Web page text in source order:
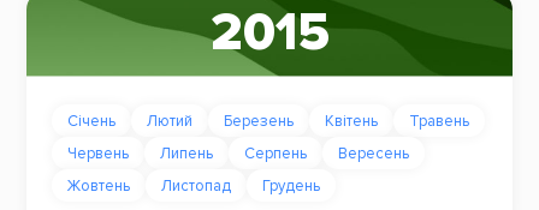
2015
Січень Лютий Березень Квітень
Травень
Червень
Липень Серпень
Вересень
Жовтень
Листопад Грудень